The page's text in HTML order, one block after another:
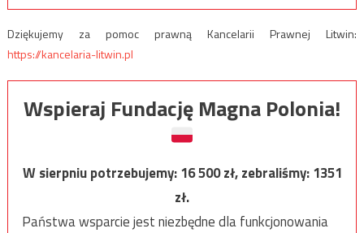
Dziękujemy za pomoc prawną Kancelarii Prawnej Litwin:
https://kancelaria-litwin.pl
Wspieraj Fundację Magna Polonia!
W sierpniu potrzebujemy:16 500zł, zebraliśmy:1351
zł.
Państwa wsparcie jest niezbędne dla funkcjonowania